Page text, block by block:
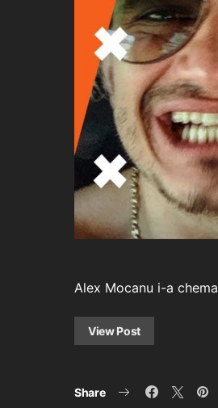
Alex Mocanu i-a
View Post
Share